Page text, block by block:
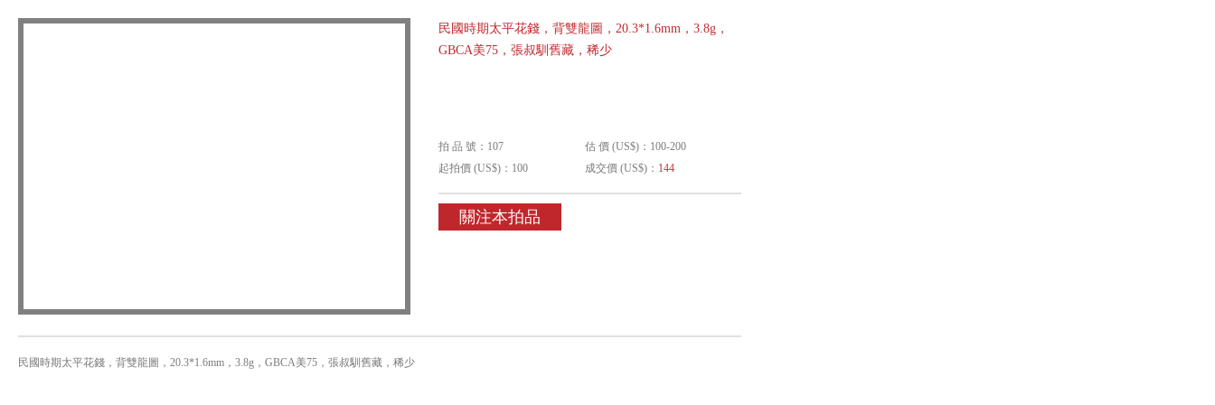
民國時期太平花錢，背雙龍圖，20.3*1.6mm，3.8g，
GBCA美75，張叔馴舊藏，稀少
拍 品 號：107
估 價 (US$)：100-200
起拍價 (US$)：100
成交價 (US$)： 144
關注本拍品
民國時期太平花錢，背雙龍圖，20.3*1.6mm，3.8g，GBCA美75，張叔馴舊藏，稀少